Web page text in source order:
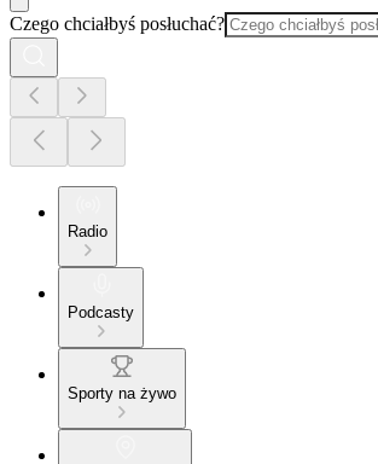
Czego chciałbyś posłuchać?
Radio
Podcasty
Sporty na żywo